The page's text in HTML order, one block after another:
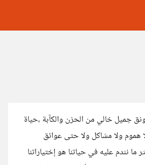
جميل خالي من الحزن والكآبة ،حياة
هموم ولا مشاكل ولا حتى عوائق
نندم عليه في حياتنا هو إختياراتنا